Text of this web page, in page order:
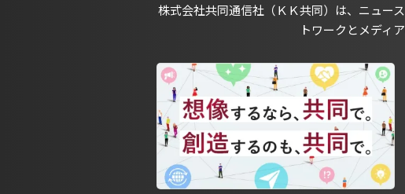
株式会社共同通信社（ＫＫ共同）は、ニュー
トワークとメディ